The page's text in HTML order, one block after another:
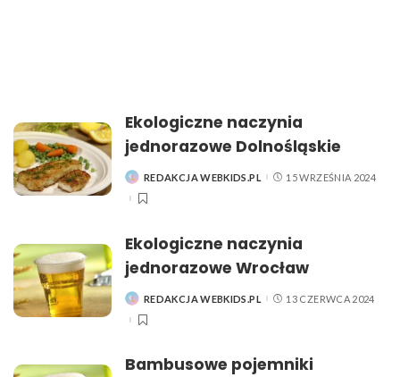
Ekologiczne naczynia
jednorazowe Dolnośląskie
POSTED
REDAKCJA WEBKIDS.PL 15 WRZEŚNIA 2024
Ekologiczne naczynia
jednorazowe Wrocław
POSTED
REDAKCJA WEBKIDS.PL 13 CZERWCA 2024
Bambusowe pojemniki